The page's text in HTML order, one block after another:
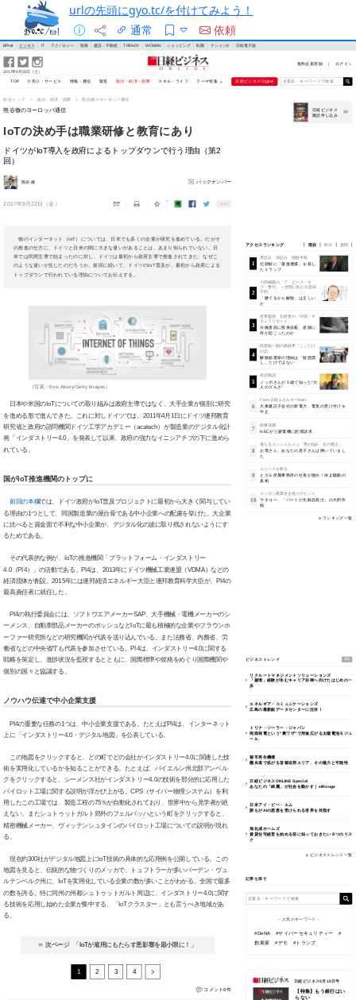
urlの先頭にgyo.tc/を付けてみよう！
通常
依頼